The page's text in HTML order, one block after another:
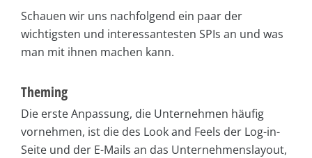
Schauen wir uns nachfolgend ein paar der
wichtigsten und interessantesten SPIs an und was
man mit ihnen machen kann.
Theming
Die erste Anpassung, die Unternehmen häufig
vornehmen, ist die des Look and Feels der Log-in-
Seite und der E-Mails an das Unternehmenslayout,